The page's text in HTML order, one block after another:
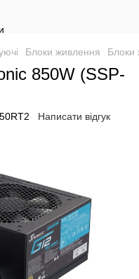
Блоки живлення Блоки
850W (SSP-
Написати відгук